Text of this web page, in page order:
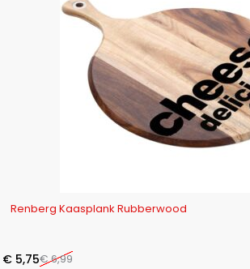
Renberg Kaasplank Rubberwood
€6,99
€ 5,75